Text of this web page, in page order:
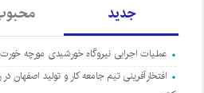
جدید
عملیات اجرایی نیروگاه خورشیدی مورچه
افتخارآفرینی تیم جامعه کار و تولید اصفهان